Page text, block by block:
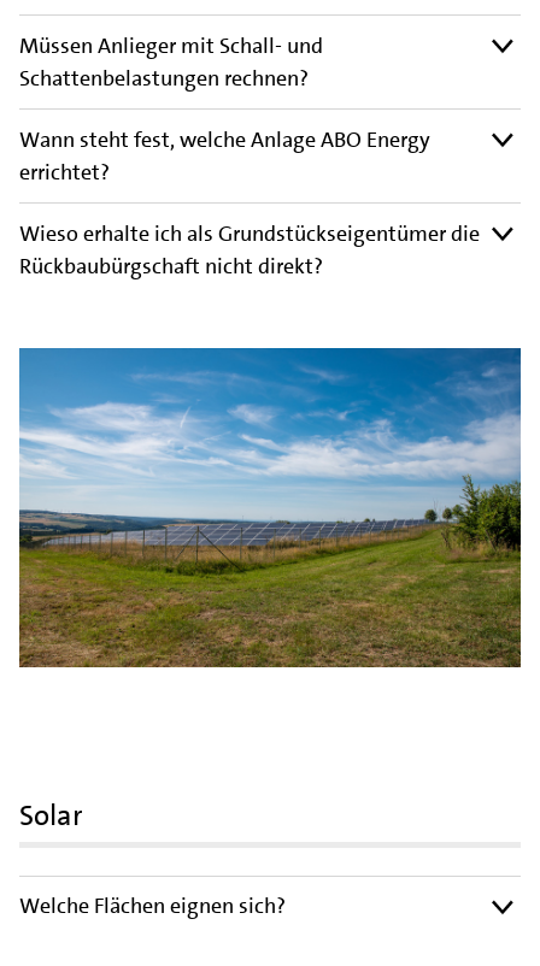
Müssen Anlieger mit Schall- und
Schattenbelastungen rechnen?
Wann steht fest, welche Anlage ABO Energy
errichtet?
Wieso erhalte ich als Grundstückseigentümer die
Rückbaubürgschaft nicht direkt?
Solar
Welche Flächen eignen sich?